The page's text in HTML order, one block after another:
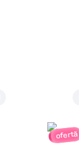
ofertă